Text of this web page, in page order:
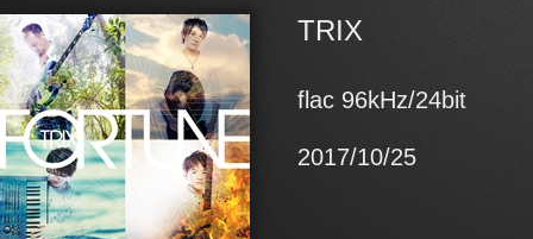
TRIX
flac 96kHz/24bit
2017/10/25